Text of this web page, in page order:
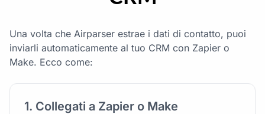
Una volta che Airparser estrae i dati di contatto, puoi
inviarli automaticamente al tuo CRM con Zapier o
Make. Ecco come:
1. Collegati a Zapier o Make